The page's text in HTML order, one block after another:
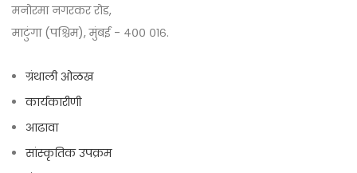
मनोरमा नगरकर रोड,
माटुंगा (पश्चिम), मुंबई - ४०० ०१६.
ग्रंथाली ओळख
कार्यकारीणी
आढावा
सांस्कृतिक उपक्रम